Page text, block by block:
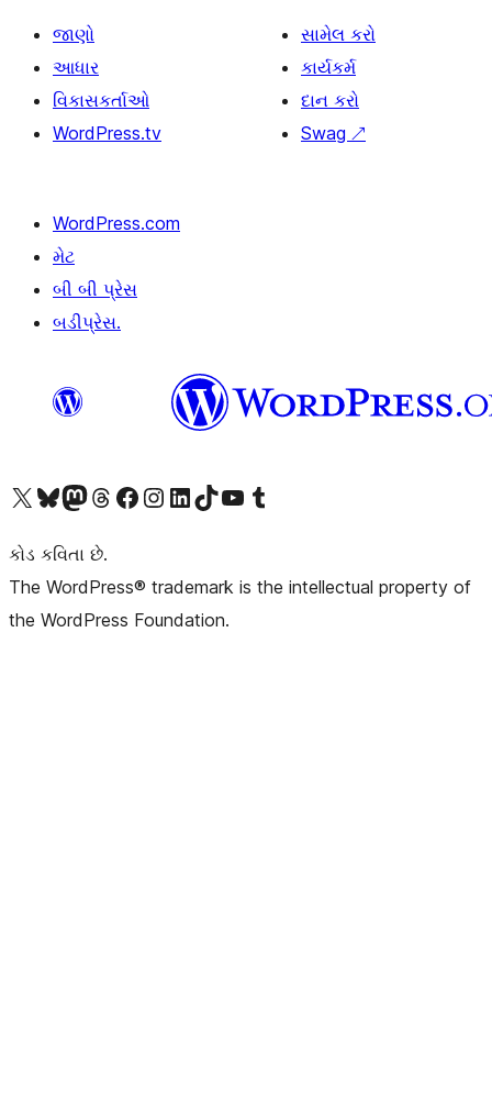
જાણો
આધાર
વિકાસકર્તાઓ
WordPress.tv
સામેલ કરો
કાર્યકર્મ
દાન કરો
Swag ↗
WordPress.com
મેટ
બી બી પ્રેસ
બડીપ્રેસ.
અમારા X (અગાઉ ટ્વિટર) એકાઉન્ટની મુલાકાત લોઅમારા Bluesky એકાઉન્ટની મુલાકાત લોઅમારા માસ્ટોડોન એકાઉન્ટની મુલાકાત લોઅમારા Threads એકાઉન્ટની મુલાકાત લો અમારા ફેસબુક પેજની મુલાકાત લોઅમારા ઇન્સ્ટાગ્રામ એકાઉન્ટની મુલાકાત લો અમારા LinkedIn એકાઉન્ટની મુલાકાત લોઅમારા TikTok એકાઉન્ટની મુલાકાત લોઅમારી YouTube ચેનલની મુલાકાત લો અમારા Tumblr એકાઉન્ટની મુલાકાત લો
કોડ કવિતા છે.
The WordPress® trademark is the intellectual property of
the WordPress Foundation.